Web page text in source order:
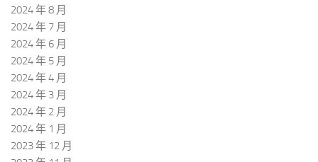
2024 年 8 月
2024 年 7 月
2024 年 6 月
2024 年 5 月
2024 年 4 月
2024 年 3 月
2024 年 2 月
2024 年 1 月
2023 年 12 月